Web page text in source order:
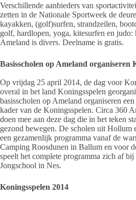
Verschillende aanbieders van
zetten in de Nationale Sportweek de
kayakken, (golf)surfen, strandzeilen,
golf, hardlopen, yoga, kitesurfen en judo:
Ameland is divers. Deelname is gratis.
Basisscholen op Ameland organiseren
Op vrijdag 25 april 2014, de dag voor
overal in het land Koningsspelen
basisscholen op Ameland organiseren
kader van de Koningsspelen. Circa 360
doen mee aan deze dag die in het teken
gezond bewegen. De scholen uit Hollum
een gezamenlijk programma vanaf de
Camping Roosdunen in Ballum en voor
speelt het complete programma zich af
Jongschool in Nes.
Koningsspelen 2014